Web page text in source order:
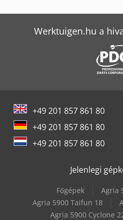
Man Tga 26
Vw T 6
Weima Wl 6
Weinbrenner Gp 200
Weinbrenner Tsv 16/4100
Weinbrenner Tsv 20/4100
Werktuigen.hu a
+49 201 857 861 80
+49 201 857 861 80
+49 201 857 861 80
Jelenlegi
Főgépek
Agria
Agria 5900 Taifun 18
Agria 5900 Cyclone